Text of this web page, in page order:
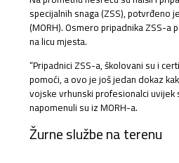
specijalnih snaga (ZSS), potvrđeno
(MORH). Osmero pripadnika ZSS-a
na licu mjesta.
“Pripadnici ZSS-a, školovani su i
pomoći, a ovo je još jedan dokaz
vojske vrhunski profesionalci uvijek
napomenuli su iz MORH-a.
Žurne službe na terenu